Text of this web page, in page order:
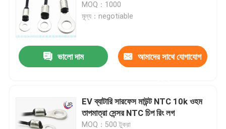
MOQ：1000
মূল্য：negotiable
ভালো দাম আমাদের সাথে যোগাযোগ
EV ব্যাটারি সারফেস মাউন্ট NTC 10k ওহম
তাপমাত্রা সেন্সর NTC চিপ রিং লগ
MOQ：500 টুকরা